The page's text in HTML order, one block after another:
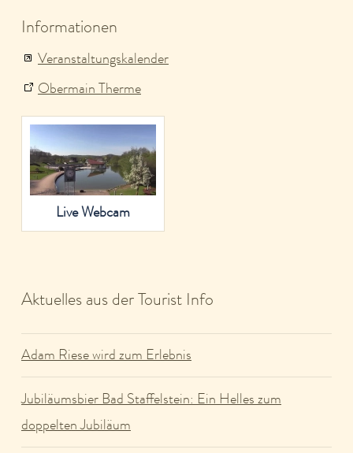
Informationen
Veranstaltungskalender
Obermain Therme
Live Webcam
Aktuelles aus der Tourist Info
Adam Riese wird zum Erlebnis
Jubiläumsbier Bad Staffelstein: Ein Helles zum
doppelten Jubiläum